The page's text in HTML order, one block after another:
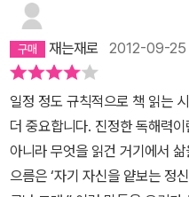
에 대하여 진지하게 의논했던
처럼 선명하게 새겨졌다. 그날
새웠다.새로운 꿈이 어렴풋이
이 ‘삶을 바꾸는 책 읽기’라는
읽는가?’에 대한 답과 내가 나
원히 제시해주었다. 모든 것을
책을 읽어서였을까? 하룻밤 사
내 눈을 지나 마음 깊숙이 들어
다. 실의에 빠진 사람을 보듬어
혹은 쓸쓸한 사람의 이야기를
움, 나와는 생각이 다른 사람의
러움, 그리고 무엇보다 울고있
하지 못하는 것에 대한 조바심
기 전에는 그것이 안타까움인
분하지 못했으니, 이만하면 많
싶기도 하다. 그러나 지금도 여
재는재로 2012-09-25
일정 정도 규칙적으로 책 읽는
더 중요합니다. 진정한 독해력
아니라 무엇을 읽건 거기에서
으름은 ‘자기 자신을 얕보는 정